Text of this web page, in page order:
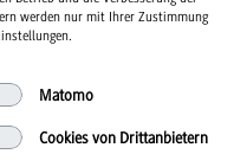
werden nur mit Ihrer Zustimmung
Matomo
Cookies von Drittanbietern